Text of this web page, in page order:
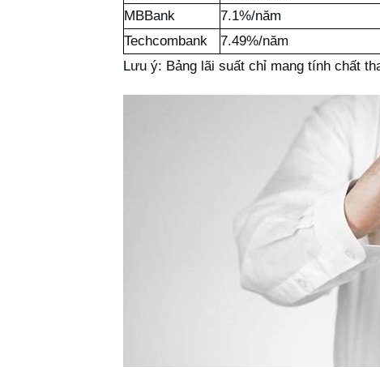
MBBank
7.1%/năm
Techcombank
7.49%/năm
Lưu ý: Bảng lãi suất chỉ mang tính chất